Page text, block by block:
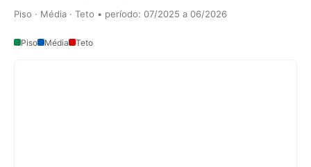
Piso · Média · Teto • período: 07/2025 a 06/2026
Piso Média Teto